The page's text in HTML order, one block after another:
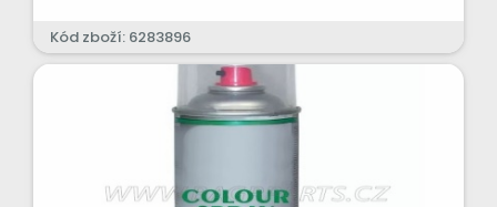
Kód zboží: 6283896